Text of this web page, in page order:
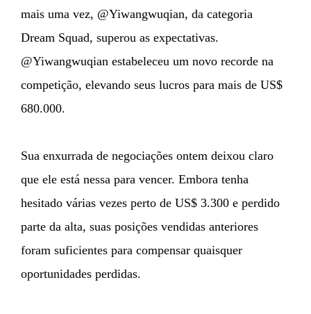
mais uma vez, @Yiwangwuqian, da categoria
Dream Squad, superou as expectativas.
@Yiwangwuqian estabeleceu um novo recorde na
competição, elevando seus lucros para mais de US$
680.000.
Sua enxurrada de negociações ontem deixou claro
que ele está nessa para vencer. Embora tenha
hesitado várias vezes perto de US$ 3.300 e perdido
parte da alta, suas posições vendidas anteriores
foram suficientes para compensar quaisquer
oportunidades perdidas.